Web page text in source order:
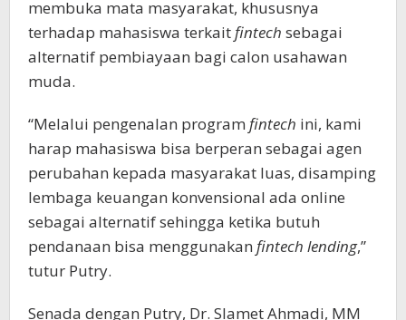
membuka mata masyarakat, khususnya
terhadap mahasiswa terkaitfintech sebagai
alternatif pembiayaan bagi calon usahawan
muda.
“Melalui pengenalan program fintech ini, kami
harap mahasiswa bisa berperan sebagai agen
perubahan kepada masyarakat luas, disamping
lembaga keuangan konvensional ada online
sebagai alternatif sehingga ketika butuh
pendanaan bisa menggunakan fintech lending,”
tutur Putry.
Senada dengan Putry, Dr. Slamet Ahmadi, MM